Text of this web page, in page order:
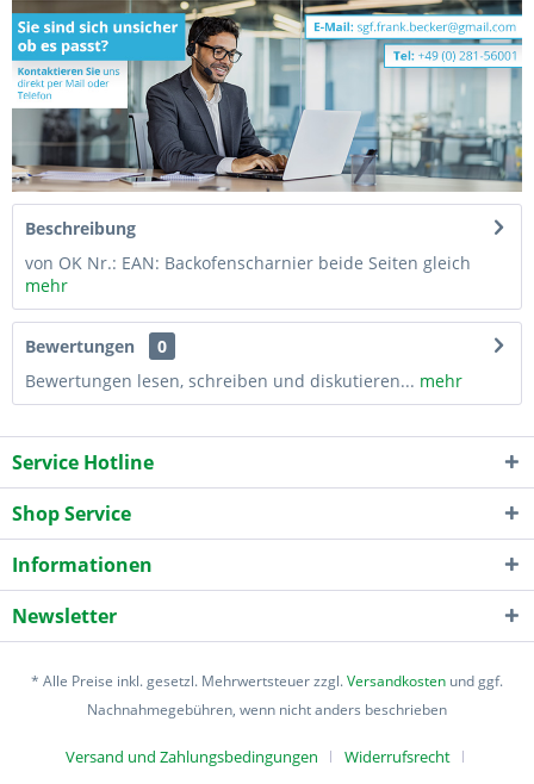
Beschreibung
von OK Nr.: EAN: Backofenscharnier beide Seiten gleich
mehr
Bewertungen
0
Bewertungen lesen, schreiben und diskutieren... mehr
Service Hotline
Shop Service
Informationen
Newsletter
* Alle Preise inkl. gesetzl. Mehrwertsteuer zzgl.Versandkosten und ggf.
Nachnahmegebühren, wenn nicht anders beschrieben
Versand und Zahlungsbedingungen Widerrufsrecht